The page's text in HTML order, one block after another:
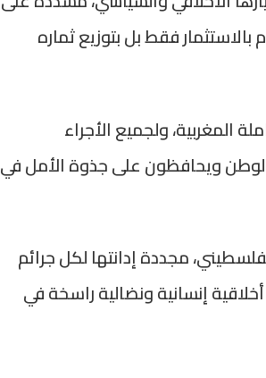
فقط بل بتوزيع ثماره
المغربية، ولجميع الأجراء
ويحافظون على جذوة الأمل في
مجددة إدانتها لكل جرائم
إنسانية ونضالية راسخة في